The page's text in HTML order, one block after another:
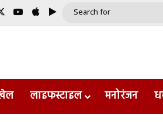
YouTube
AppleGoogle Play
लाइफस्टाइल मनोरंजन